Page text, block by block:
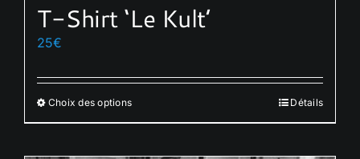
T-Shirt ‘Le Kult’
25€
Choix des optionsCe
produit
Détails